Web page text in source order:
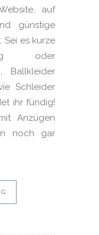
auf
günstige
Sei es kurze
oder
Ballkleider
Schleider
ihr fündig!
Anzügen
noch gar